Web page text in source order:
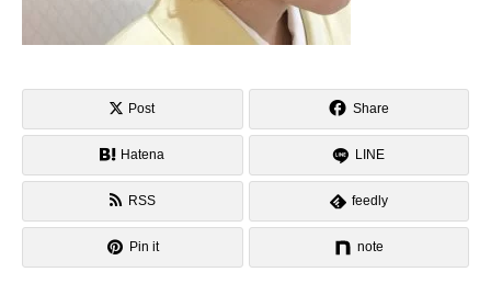
Post Share
Hatena LINE
RSS feedly
Pin it note